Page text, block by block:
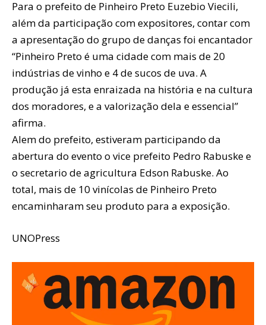
Para o prefeito de Pinheiro Preto Euzebio Viecili,
além da participação com expositores, contar com
a apresentação do grupo de danças foi encantador
“Pinheiro Preto é uma cidade com mais de 20
indústrias de vinho e 4 de sucos de uva. A
produção já esta enraizada na história e na cultura
dos moradores, e a valorização dela e essencial”
afirma.
Alem do prefeito, estiveram participando da
abertura do evento o vice prefeito Pedro Rabuske e
o secretario de agricultura Edson Rabuske. Ao
total, mais de 10 vinícolas de Pinheiro Preto
encaminharam seu produto para a exposição.
UNOPress